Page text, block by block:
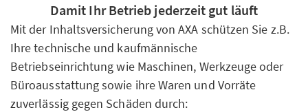
Damit Ihr Betrieb jederzeit gut läuft
Mit der Inhaltsversicherung von AXA schützen Sie z.B.
Ihre technische und kaufmännische
Betriebseinrichtung wie Maschinen, Werkzeuge oder
Büroausstattung sowie ihre Waren und Vorräte
zuverlässig gegen Schäden durch: